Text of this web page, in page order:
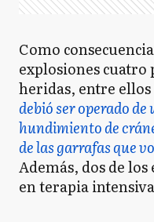
Como
explosiones
heridas, entre
debió ser operado
hundimiento de
de las garrafas que
Además, dos de
en terapia